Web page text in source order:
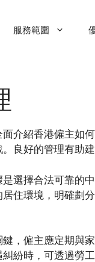
服務範圍
面介紹香港僱主如
良好的管理有助
選擇合法可靠的
住環境，明確劃
，僱主應定期與
紛時，可透過勞